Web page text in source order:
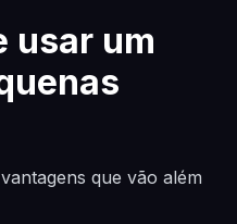
usar um
que vão além